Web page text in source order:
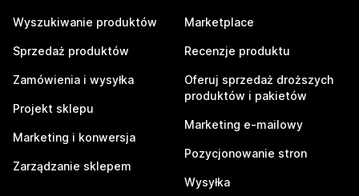
Wyszukiwanie produktów
Sprzedaż produktów
Zamówienia i wysyłka
Projekt sklepu
Marketing i konwersja
Zarządzanie sklepem
Marketplace
Recenzje produktu
Oferuj sprzedaż droższych
produktów i pakietów
Marketing e-mailowy
Pozycjonowanie stron
Wysyłka